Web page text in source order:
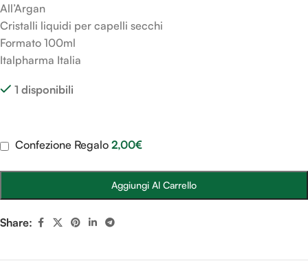
All’Argan
Cristalli liquidi per capelli secchi
Formato 100ml
Italpharma Italia
1 disponibili
Aggiungi Al Carrello
Confezione Regalo 2,00€
Share: